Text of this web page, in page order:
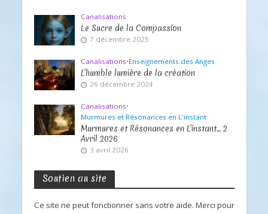
Canalisations
Le Sucre de la Compassion
7 décembre 2025
Canalisations•Enseignements des Anges
L’humble lumière de la création
26 décembre 2024
Canalisations•
Murmures et Résonances en L'instant
Murmures et Résonances en L’instant… 2
Avril 2026
3 avril 2026
Soutien au site
Ce site ne peut fonctionner sans votre aide. Merci pour